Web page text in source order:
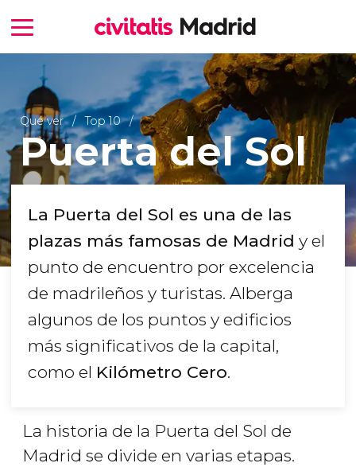
Qué ver Top 10
Puerta del Sol
La Puerta del Sol es una de las
plazas más famosas de Madrid y el
punto de encuentro por excelencia
de madrileños y turistas. Alberga
algunos de los puntos y edificios
más significativos de la capital,
como el Kilómetro Cero.
La historia de la Puerta del Sol de
Madrid se divide en varias etapas.